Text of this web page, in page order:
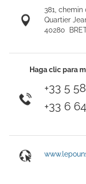
381, chemin
Quartier
40280
Haga clic para
+33 5
+33 6